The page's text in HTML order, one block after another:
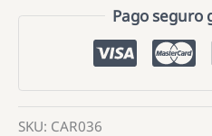
FIESTA
Pago seguro
SKU: CAR036